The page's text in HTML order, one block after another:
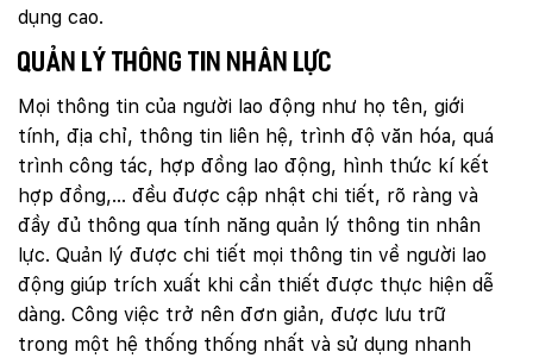
dụng cao.
Quản lý thông tin nhân lực
Mọi thông tin của người lao động như họ tên, giới
tính, địa chỉ, thông tin liên hệ, trình độ văn hóa, quá
trình công tác, hợp đồng lao động, hình thức kí kết
hợp đồng,… đều được cập nhật chi tiết, rõ ràng và
đầy đủ thông qua tính năng quản lý thông tin nhân
lực. Quản lý được chi tiết mọi thông tin về người lao
động giúp trích xuất khi cần thiết được thực hiện dễ
dàng. Công việc trở nên đơn giản, được lưu trữ
trong một hệ thống thống nhất và sử dụng nhanh